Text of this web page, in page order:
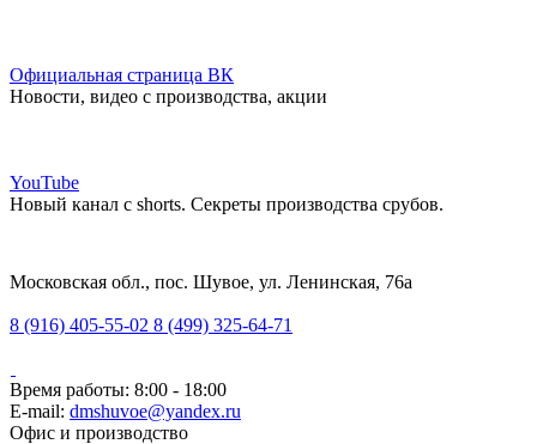
Официальная страница ВК
Новости, видео с производства, акции
YouTube
Новый канал с shorts. Секреты производства срубов.
Московская обл., пос. Шувое, ул. Ленинская, 76а
8 (916) 405-55-02 8 (499) 325-64-71
Время работы: 8:00 - 18:00
E-mail: dmshuvoe@yandex.ru
Офис и производство